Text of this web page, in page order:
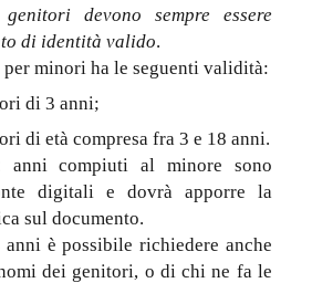
devono sempre essere
di identità valido.
per minori ha le seguenti validità:
di 3 anni;
di età compresa fra 3 e 18 anni.
compiuti al minore sono
digitali e dovrà apporre la
sul documento.
è possibile richiedere anche
dei genitori, o di chi ne fa le